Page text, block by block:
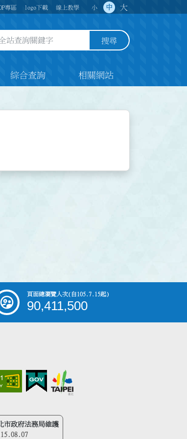
專區 logo下載 線上教學 小 中 大
關鍵字欄位 搜尋
綜合查詢 相關網站
頁面總瀏覽人次(自105.7.15起)
90,411,500
市政府法務局維護